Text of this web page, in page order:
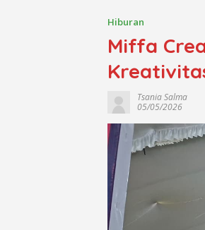
Hiburan
Miffa
Tsania Salma
05/05/2026